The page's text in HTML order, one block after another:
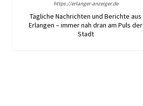
https://erlanger-anzeiger.de
Tägliche Nachrichten und Berichte aus
Erlangen – immer nah dran am Puls der
Stadt